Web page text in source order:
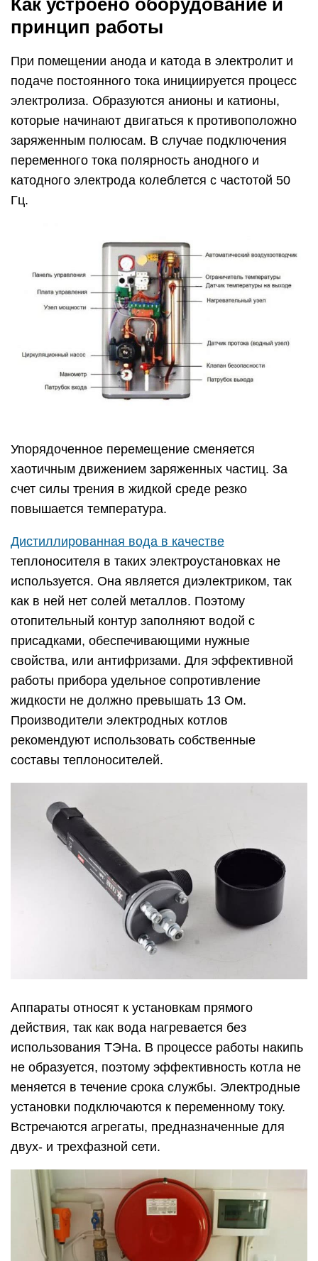
Как устроено оборудование и
принцип работы
При помещении анода и катода в электролит и
подаче постоянного тока инициируется процесс
электролиза. Образуются анионы и катионы,
которые начинают двигаться к противоположно
заряженным полюсам. В случае подключения
переменного тока полярность анодного и
катодного электрода колеблется с частотой 50
Гц.
Упорядоченное перемещение сменяется
хаотичным движением заряженных частиц. За
счет силы трения в жидкой среде резко
повышается температура.
Дистиллированная вода в качестве
теплоносителя в таких электроустановках не
используется. Она является диэлектриком, так
как в ней нет солей металлов. Поэтому
отопительный контур заполняют водой с
присадками, обеспечивающими нужные
свойства, или антифризами. Для эффективной
работы прибора удельное сопротивление
жидкости не должно превышать 13 Ом.
Производители электродных котлов
рекомендуют использовать собственные
составы теплоносителей.
Аппараты относят к установкам прямого
действия, так как вода нагревается без
использования ТЭНа. В процессе работы накипь
не образуется, поэтому эффективность котла не
меняется в течение срока службы. Электродные
установки подключаются к переменному току.
Встречаются агрегаты, предназначенные для
двух- и трехфазной сети.